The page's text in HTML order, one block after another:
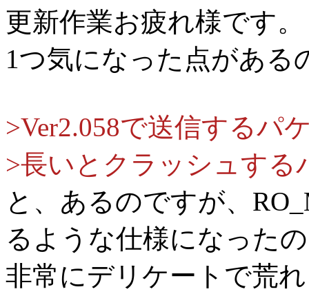
更新作業お疲れ様です。
1つ気になった点がある
>Ver2.058で送信するパ
>長いとクラッシュする
と、あるのですが、
るような仕様になった
非常にデリケートで荒